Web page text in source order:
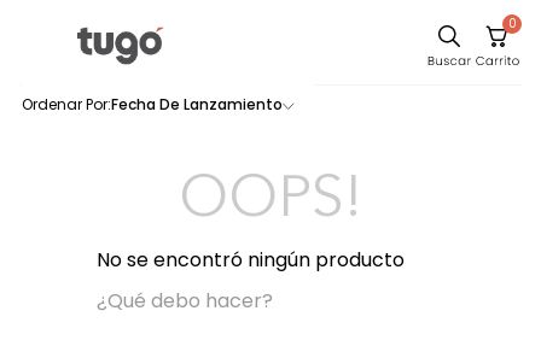
0
Fecha De Lanzamiento
0productos
OOPS!
No se encontró ningún producto
¿Qué debo hacer?
Sofa
Cuadros